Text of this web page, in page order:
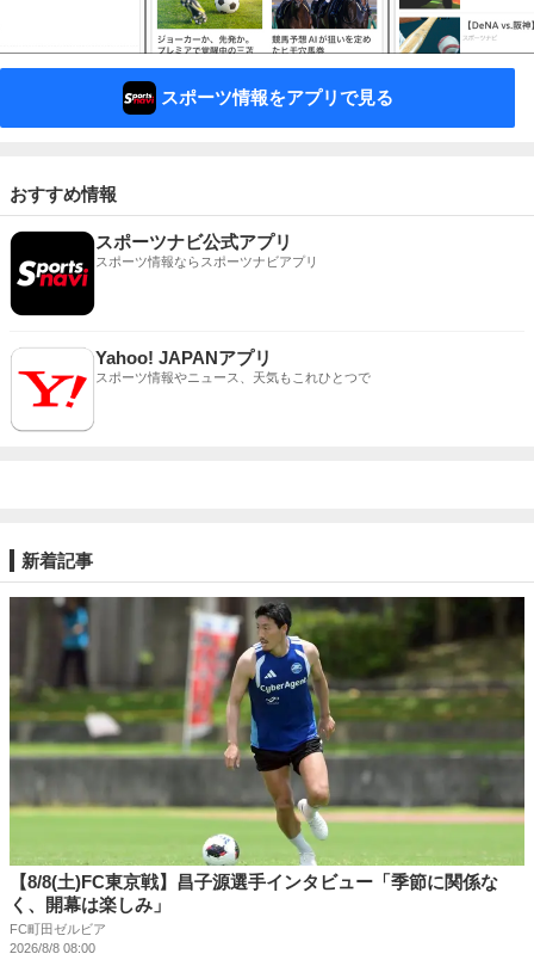
スポーツ情報をアプリで見る
おすすめ情報
スポーツナビ公式アプリ
スポーツ情報ならスポーツナビアプリ
Yahoo! JAPANアプリ
スポーツ情報やニュース、天気もこれひとつで
新着記事
【8/8(土)FC東京戦】昌子源選手インタビュー「季節に関係な
く、開幕は楽しみ」
FC町田ゼルビア
2026/8/8 08:00